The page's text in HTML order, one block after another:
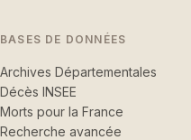
BASES DE DONNÉES
Archives Départementales
Décès INSEE
Morts pour la France
Recherche avancée